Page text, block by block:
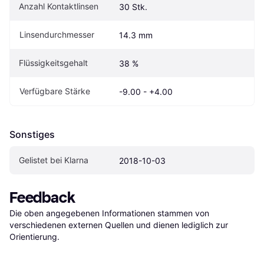
Anzahl Kontaktlinsen 30 Stk.
Linsendurchmesser 14.3 mm
Flüssigkeitsgehalt 38 %
Verfügbare Stärke -9.00 - +4.00
Sonstiges
Gelistet bei Klarna 2018-10-03
Feedback
Die oben angegebenen Informationen stammen von
verschiedenen externen Quellen und dienen lediglich zur
Orientierung.